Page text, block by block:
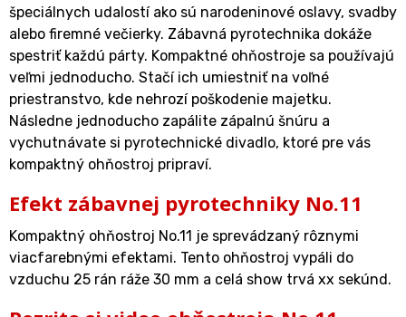
špeciálnych udalostí ako sú narodeninové oslavy, svadby
alebo firemné večierky. Zábavná pyrotechnika dokáže
spestriť každú párty. Kompaktné ohňostroje sa používajú
veľmi jednoducho. Stačí ich umiestniť na voľné
priestranstvo, kde nehrozí poškodenie majetku.
Následne jednoducho zapálite zápalnú šnúru a
vychutnávate si pyrotechnické divadlo, ktoré pre vás
kompaktný ohňostroj pripraví.
Efekt zábavnej pyrotechniky No.11
Kompaktný ohňostroj No.11 je sprevádzaný rôznymi
viacfarebnými efektami. Tento ohňostroj vypáli do
vzduchu 25 rán ráže 30 mm a celá show trvá xx sekúnd.